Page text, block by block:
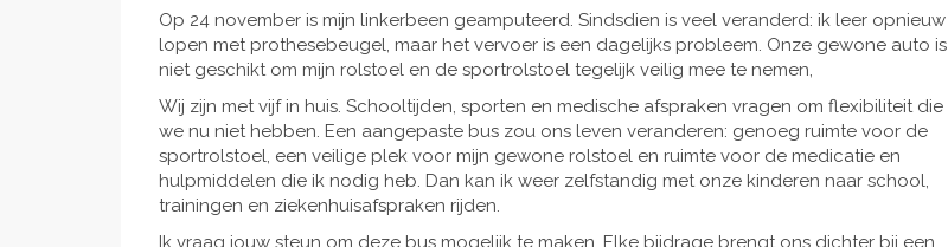
Op 24 november is mijn linkerbeen geamputeerd. Sindsdien is veel veranderd: ik leer opnieuw
lopen met prothesebeugel, maar het vervoer is een dagelijks probleem. Onze gewone auto is
niet geschikt om mijn rolstoel en de sportrolstoel tegelijk veilig mee te nemen,
Wij zijn met vijf in huis. Schooltijden, sporten en medische afspraken vragen om flexibiliteit die
we nu niet hebben. Een aangepaste bus zou ons leven veranderen: genoeg ruimte voor de
sportrolstoel, een veilige plek voor mijn gewone rolstoel en ruimte voor de medicatie en
hulpmiddelen die ik nodig heb. Dan kan ik weer zelfstandig met onze kinderen naar school,
trainingen en ziekenhuisafspraken rijden.
Ik vraag jouw steun om deze bus mogelijk te maken. Elke bijdrage brengt ons dichter bij een